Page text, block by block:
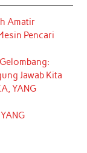
Amatir
Pencari
Jawab Kita
YANG